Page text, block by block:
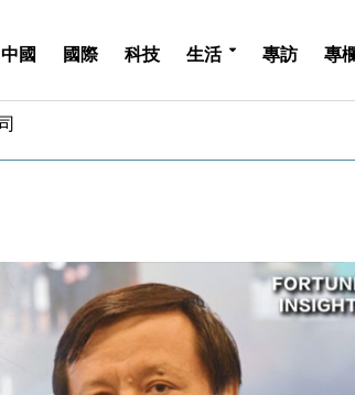
中國 國際 科技 生活 專訪 專
落地
京半島
高消費客群